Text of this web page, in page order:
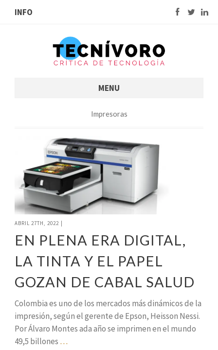
INFO
MENU
Impresoras
ABRIL 27TH, 2022
EN PLENA ERA DIGITAL,
LA TINTA Y EL PAPEL
GOZAN DE CABAL SALUD
Colombia es uno de los mercados más dinámicos de la
impresión, según el gerente de Epson, Heisson Nessi.
Por Álvaro Montes ada año se imprimen en el mundo
49,5 billones …